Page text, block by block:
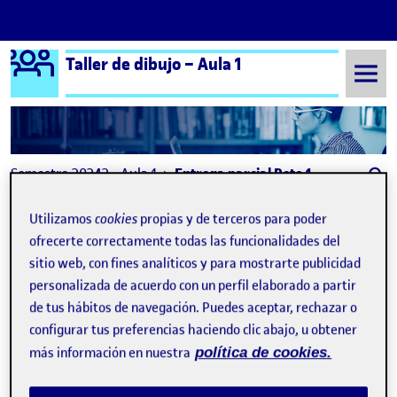
Saltar al contenido
Logo Ágora
Taller de dibujo – Aula 1
Semestre 20242 - Aula 1 Entrega parcial Reto 1
Entrega parcial Reto 1
Publicado porTaller de dibujo RETO 1
Publicado por
Araceli Galvez Abrines
Visibilidad:
Pública- Fecha de publicación
27 Feb 202527 febrero, 2025 7:24 pm
-1 comentarioen Taller de dibujo RETO 1
¡Hola! Aquí presento los dibujos realizados hasta el momento,
he de decir que ha sido muy gratificante el hecho de ver el
de dibujo, considero que ha quedado muy bien pues no tengo
Utilizamoscookies propias y de terceros para poder
ofrecerte correctamente todas las funcionalidades del
sitio web, con fines analíticos y para mostrarte publicidad
personalizada de acuerdo con un perfil elaborado a partir
de tus hábitos de navegación. Puedes aceptar, rechazar o
configurar tus preferencias haciendo clic abajo, u obtener
más información en nuestra política de cookies.